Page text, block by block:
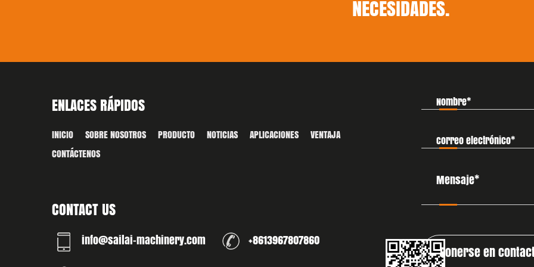
NECESIDADES.
ENLACES RÁPIDOS
INICIO SOBRE NOSOTROS PRODUCTO NOTICIAS APLICACIONES
VENTAJA
CONTÁCTENOS
CONTACT US
info@sailai-machinery.com +8613967807860
Ponerse en